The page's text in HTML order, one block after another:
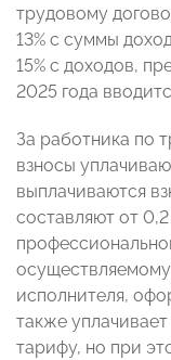
трудовому
13% с суммы
15% с доходов,
2025 года
За работника по
взносы
выплачиваются
составляют от
осуществляемому
исполнителя,
также
тарифу, но при